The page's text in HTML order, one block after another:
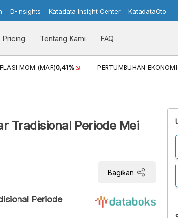
D-Insights Katadata Insight Center KatadataOto
Pricing Tentang Kami FAQ
MOM (MAR)0,41% PERTUMBUHAN EKONOMI
Tradisional Periode Mei
Bagikan
Periode